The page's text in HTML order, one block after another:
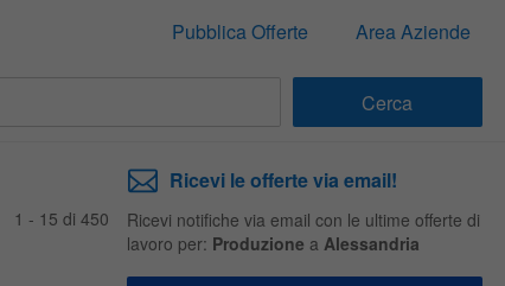
Pubblica Offerte Area Aziende
1 - 15 di 450
Ricevi le offerte via email!
Ricevi notifiche via email con le ultime offerte di
lavoro per: Produzione a Alessandria